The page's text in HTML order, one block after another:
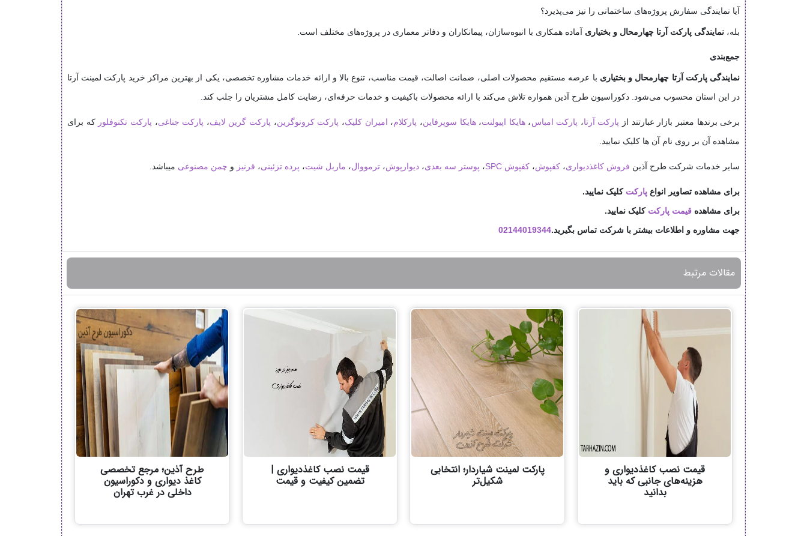
آیا نمایندگی سفارش پروژه‌های ساختمانی را نیز می‌پذیرد؟
بله، نمایندگی پارکت آرتا چهارمحال و بختیاری آماده همکاری با انبوه‌سازان، پیمانکاران و دفاتر معماری در پروژه‌های مختلف است.
جمع‌بندی
نمایندگی پارکت آرتا چهارمحال و بختیاری با عرضه مستقیم محصولات اصلی، ضمانت اصالت، قیمت مناسب، تنوع بالا و ارائه خدمات مشاوره تخصصی، یکی از بهترین مراکز خرید پارکت لمینت آرتا
در این استان محسوب می‌شود. دکوراسیون طرح آذین همواره تلاش می‌کند با ارائه محصولات باکیفیت و خدمات حرفه‌ای، رضایت کامل مشتریان را جلب کند.
برخی برندها معتبر بازار عبارتند از پارکت آرتا، پارکت امباس،هایکا اپیولنت،هایکا سوپرفاین، پارکلام، امیران کلیک، پارکت کرونوگرین، پارکت گرین لایف، پارکت جناغی، پارکت تکنوفلور که برای
مشاهده آن بر روی نام آن ها کلیک نمایید.
سایر خدمات شرکت طرح آذین فروش کاغذدیواری، کفپوش، کفپوش SPC ، پوستر سه بعدی، دیوارپوش، ترمووال، ماربل شیت، پرده تزئینی، قرنیز و چمن مصنوعی میباشد.
برای مشاهده تصاویر انواع پارکت کلیک نمایید.
برای مشاهده قیمت پارکت کلیک نمایید.
جهت مشاوره و اطلاعات بیشتر با شرکت تماس بگیرید.02144019344
مقالات مرتبط
قیمت نصب کاغذدیواری و
هزینه‌های جانبی که باید
بدانید
پارکت لمینت شیاردار؛ انتخابی
شکیل‌تر
قیمت نصب کاغذدیواری |
تضمین کیفیت و قیمت
طرح آذین؛ مرجع تخصصی
کاغذ دیواری و دکوراسیون
داخلی در غرب تهران